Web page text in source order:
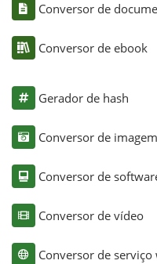
Conversor de
Conversor de ebook
Gerador de hash
Conversor de imagem
Conversor de
Conversor de vídeo
Conversor de serviço